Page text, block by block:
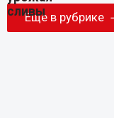
Еще в рубрике